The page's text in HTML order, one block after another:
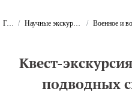
Главная Научные экскурсии для школьников и студентов Военное и военно-морское дело.
Квест-
подводных